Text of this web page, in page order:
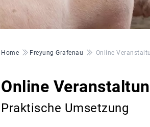
Pfadnavigation
Home Freyung-Grafenau Online
Online
Praktische Umsetzung